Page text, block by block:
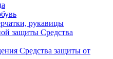
рукавицы
Средства
Средства защиты от